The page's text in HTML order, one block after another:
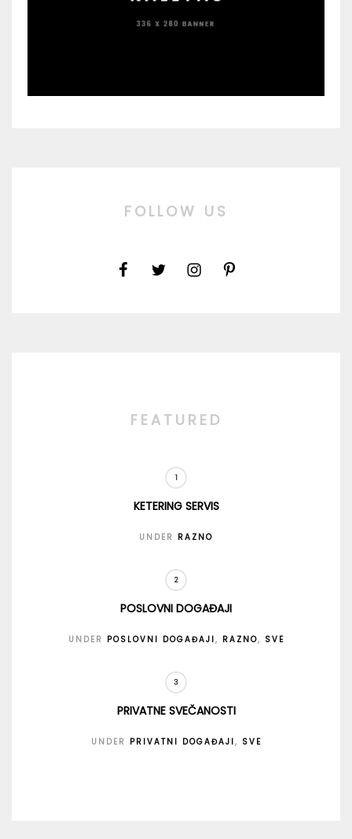
FOLLOW US
FEATURED
KETERING SERVIS
UNDER RAZNO
POSLOVNI DOGAĐAJI
UNDER POSLOVNI DOGAĐAJI, RAZNO, SVE
PRIVATNE SVEČANOSTI
UNDER PRIVATNI DOGAĐAJI, SVE